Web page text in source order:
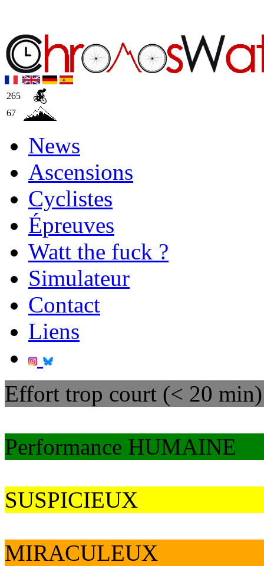
265
67
News
Ascensions
Cyclistes
Épreuves
Watt the fuck ?
Simulateur
Contact
Liens
Effort trop court (< 20 min)
Performance HUMAINE
SUSPICIEUX
MIRACULEUX